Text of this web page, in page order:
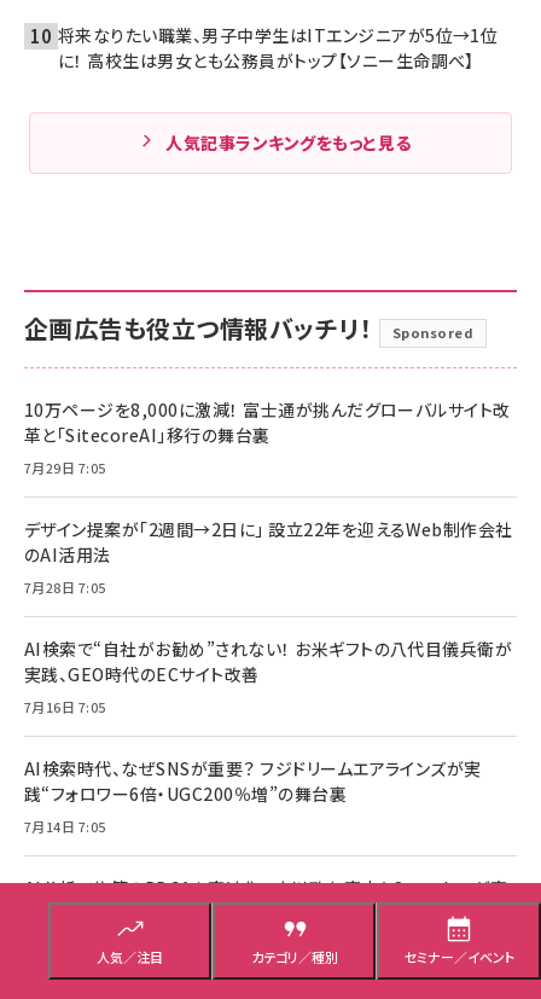
人気／注目 カテゴリ／種別 セミナー／イベント
将来なりたい職業、男子中学生はITエンジニアが5位→1位
に！ 高校生は男女とも公務員がトップ【ソニー生命調べ】
人気記事ランキングをもっと見る
企画広告も役立つ情報バッチリ！ Sponsored
10万ページを8,000に激減！ 富士通が挑んだグローバルサイト改
革と「SitecoreAI」移行の舞台裏
7月29日 7:05
デザイン提案が「2週間→2日に」 設立22年を迎えるWeb制作会社
のAI活用法
7月28日 7:05
AI検索で“自社がお勧め”されない！ お米ギフトの八代目儀兵衛が
実践、GEO時代のECサイト改善
7月16日 7:05
AI検索時代、なぜSNSが重要？ フジドリームエアラインズが実
践“フォロワー6倍・UGC200％増”の舞台裏
7月14日 7:05
AI分析で施策のPDCAを高速化！ 中川政七商店とSprocketが実